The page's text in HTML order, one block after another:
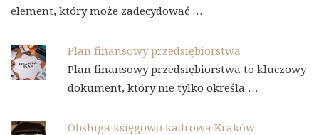
element, który może zadecydować …
Plan finansowy przedsiębiorstwa
Plan finansowy przedsiębiorstwa to kluczowy
dokument, który nie tylko określa …
Obsługa księgowo kadrowa Kraków